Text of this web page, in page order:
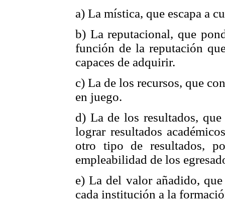
a) La mística, que escapa a
b) La reputacional, que
función de la reputación
capaces de adquirir.
c) La de los recursos, que
en juego.
d) La de los resultados,
lograr resultados
otro tipo de resultados,
empleabilidad de los
e) La del valor añadido,
cada institución a la